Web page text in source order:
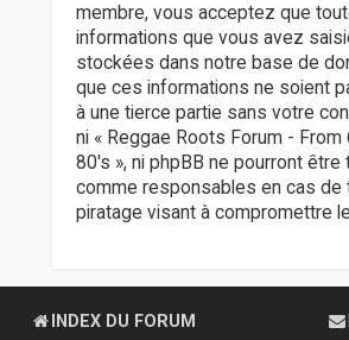
membre, vous acceptez que
informations que vous avez
stockées dans notre base de
que ces informations ne soient
à une tierce partie sans votre
ni « Reggae Roots Forum - From
80's », ni phpBB ne pourront être
comme responsables en cas de
piratage visant à compromettre
INDEX DU FORUM